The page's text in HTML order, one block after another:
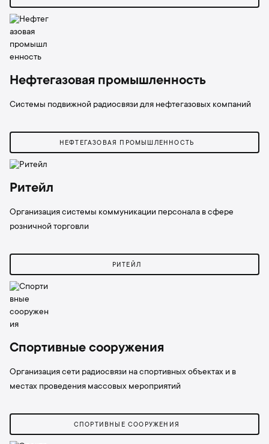
Нефтегазовая промышленность
Системы подвижной радиосвязи для нефтегазовых компаний
НЕФТЕГАЗОВАЯ ПРОМЫШЛЕННОСТЬ
Ритейл
Организация системы коммуникации персонала в сфере
розничной торговли
РИТЕЙЛ
Спортивные сооружения
Организация сети радиосвязи на спортивных объектах и ​​в
местах проведения массовых мероприятий
СПОРТИВНЫЕ СООРУЖЕНИЯ